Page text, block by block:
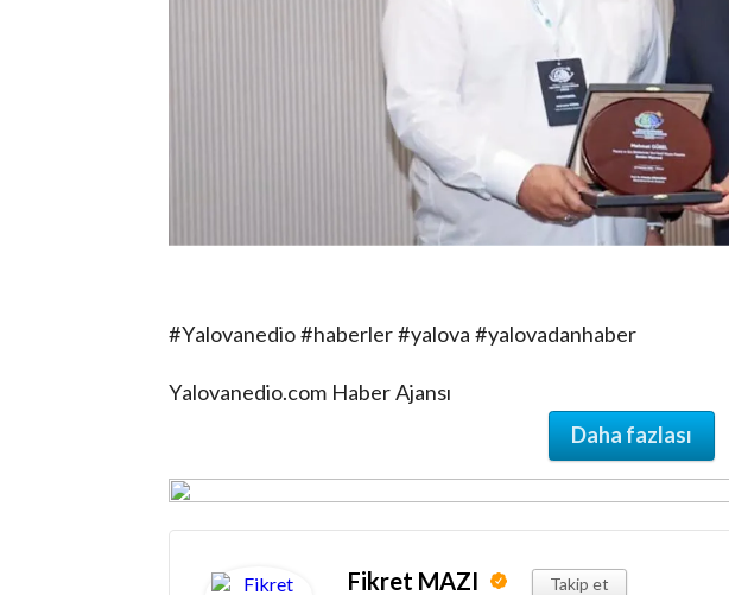
#Yalovanedio #haberler #yalova #yalovadanhaber
Yalovanedio.com Haber Ajansı
Daha fazlası
Fikret MAZI Takip et